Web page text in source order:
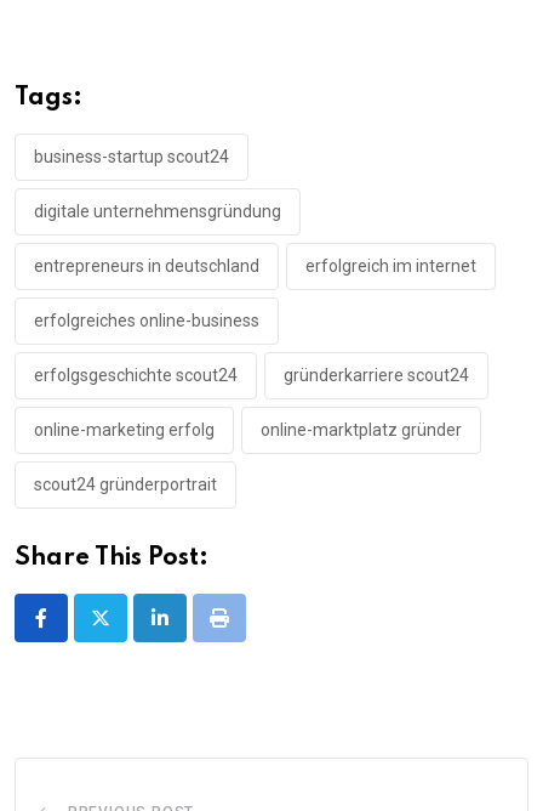
Tags:
business-startup scout24
digitale unternehmensgründung
entrepreneurs in deutschland erfolgreich im internet
erfolgreiches online-business
erfolgsgeschichte scout24 gründerkarriere scout24
online-marketing erfolg online-marktplatz gründer
scout24 gründerportrait
Share This Post:
LinkedInPrint